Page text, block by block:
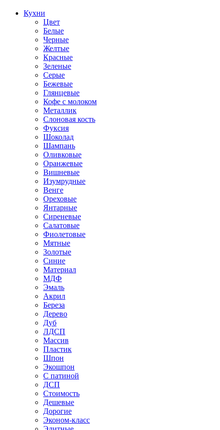
Кухни
Цвет
Белые
Черные
Желтые
Красные
Зеленые
Серые
Бежевые
Глянцевые
Кофе с молоком
Металлик
Слоновая кость
Фуксия
Шоколад
Шампань
Оливковые
Оранжевые
Вишневые
Изумрудные
Венге
Ореховые
Янтарные
Сиреневые
Салатовые
Фиолетовые
Мятные
Золотые
Синие
Материал
МДФ
Эмаль
Акрил
Береза
Дерево
Дуб
ЛДСП
Массив
Пластик
Шпон
Экошпон
С патиной
ДСП
Стоимость
Дешевые
Дорогие
Эконом-класс